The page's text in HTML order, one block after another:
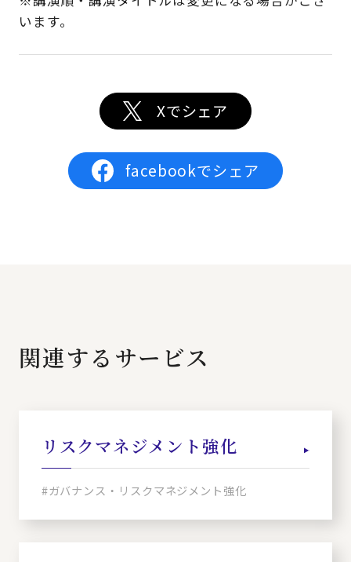
います。
Xでシェア
facebookでシェア
関連するサービス
リスクマネジメント強化
#ガバナンス・リスクマネジメント強化